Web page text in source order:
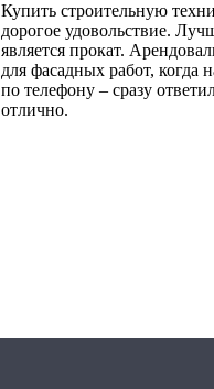
Купить строительную
дорогое удовольствие.
является прокат.
для фасадных работ,
по телефону – сразу
отлично.